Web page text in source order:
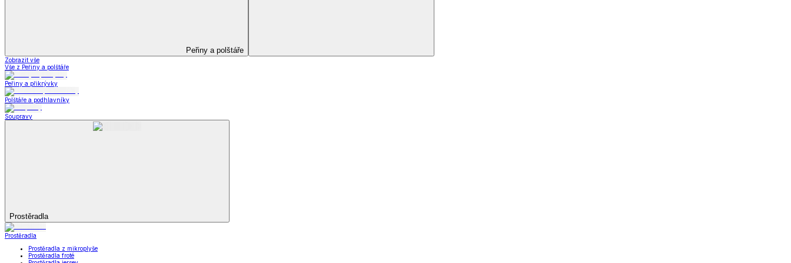
Koupelna
Koupelna
Ručníky a osušky
Koupelnové předložky
Zobrazit vše
Vše z Koupelna
Ručníky a osušky
Koupelnové předložky